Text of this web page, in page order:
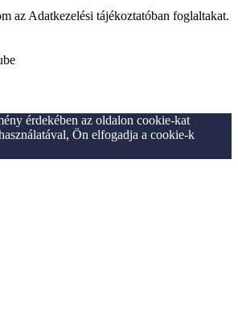
az Adatkezelési tájékoztatóban foglaltakat.
érdekében az oldalon cookie-kat
Ön elfogadja a cookie-k